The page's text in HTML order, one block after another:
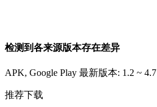
检测到各来源版本存在差异
APK, Google Play 最新版本: 1.2 ~ 4.7
推荐下载